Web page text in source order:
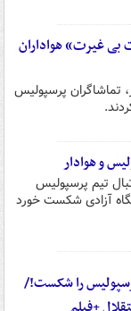
بی غیرت» هواداران
تماشاگران پرسپولیس
و هوادار
تیم پرسپولیس
آزادی شکست خورد
را شکست!/